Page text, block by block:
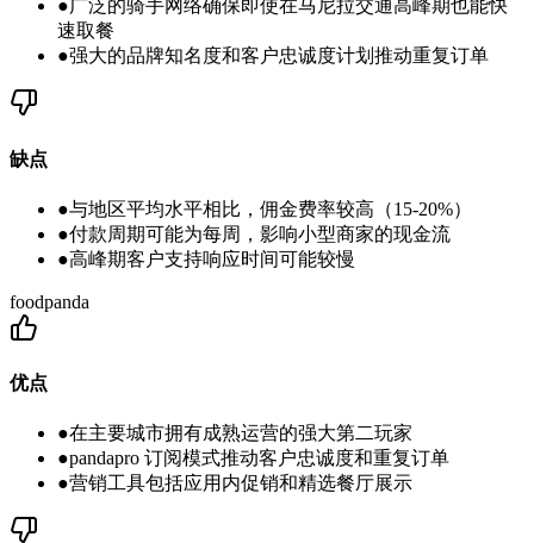
●广泛的骑手网络确保即使在马尼拉交通高峰期也能快
速取餐
●强大的品牌知名度和客户忠诚度计划推动重复订单
缺点
●与地区平均水平相比，佣金费率较高（15-20%）
●付款周期可能为每周，影响小型商家的现金流
●高峰期客户支持响应时间可能较慢
foodpanda
优点
●在主要城市拥有成熟运营的强大第二玩家
●pandapro 订阅模式推动客户忠诚度和重复订单
●营销工具包括应用内促销和精选餐厅展示